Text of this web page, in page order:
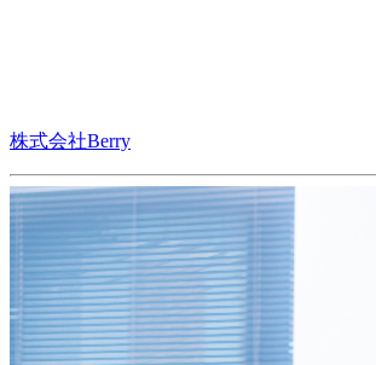
株式会社Berry